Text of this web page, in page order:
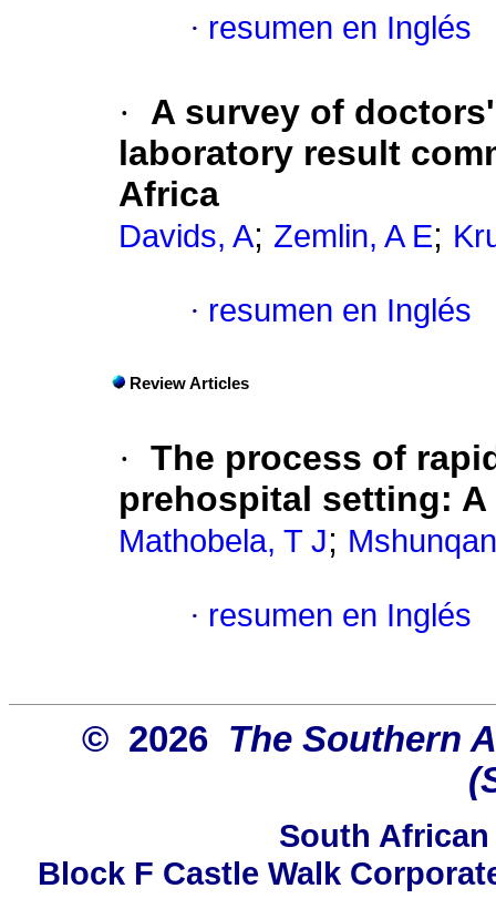
· resumen en Inglés
·
A survey of
laboratory result
Africa
Davids, A; Zemlin, A E;
· resumen en Inglés
Review Articles
· The process of
prehospital setting:
Mathobela, T J;
· resumen en Inglés
© 2026 The Southern
South
Block F Castle Walk